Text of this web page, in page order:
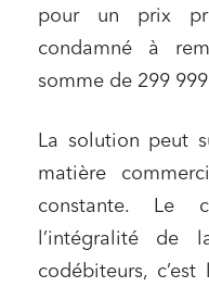
pour un prix
condamné à
somme de 299
La solution peut
matière
constante. Le
l’intégralité
codébiteurs,